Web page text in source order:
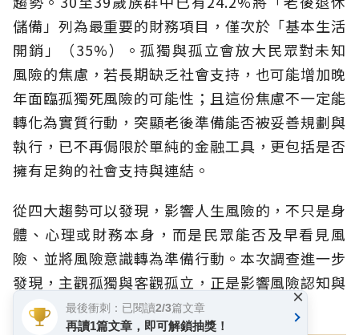
儲備」列為最重要的財務項目，僅次於「基本生活
開銷」（35%）。孤獨與孤立會放大民眾對未知
風險的焦慮，若長期缺乏社會支持，也可能增加晚
年面臨孤獨死風險的可能性；且這份焦慮不一定能
轉化為實質行動，突顯老後準備能否被妥善規劃與
執行，已不再侷限於單純的金融工具，更包括是否
擁有足夠的社會支持與連結。
從四大趨勢可以發現，影響人生風險的，不只是身
體、心理或財務本身，而是民眾能否及早看見風
險、並將風險意識轉為準備行動。本次調查進一步
發現，主觀孤獨與客觀孤立，正是影響風險認知與
風險準備的重要變數。
最後衝刺：已閱讀2/3篇文章
再讀1篇文章，即可解鎖抽獎！
×